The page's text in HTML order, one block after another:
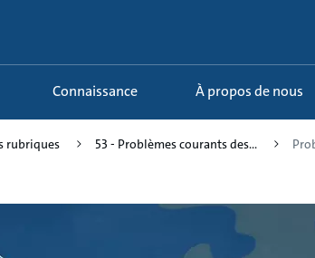
Connaissance À propos de nous
rubriques 53 - Problèmes courants des...